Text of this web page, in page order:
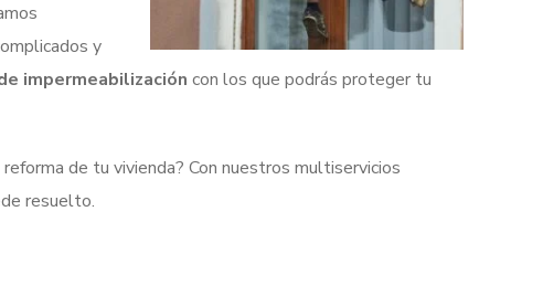
y
impermeabilización con los que podrás proteger tu
de tu vivienda? Con nuestros multiservicios
resuelto.